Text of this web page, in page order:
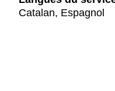
Catalan, Espagnol